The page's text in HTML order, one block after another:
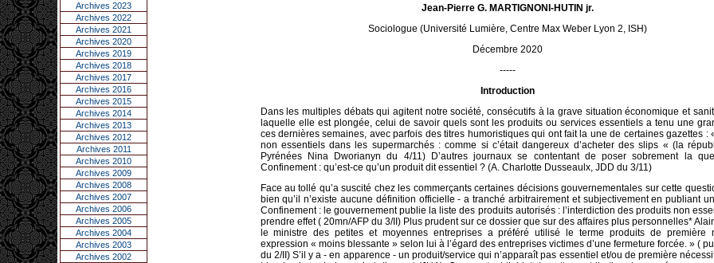
Archives 2023
Archives 2022
Archives 2021
Archives 2020
Archives 2019
Archives 2018
Archives 2017
Archives 2016
Archives 2015
Archives 2014
Archives 2013
Archives 2012
Archives 2011
Archives 2010
Archives 2009
Archives 2008
Archives 2007
Archives 2006
Archives 2005
Archives 2004
Archives 2003
Archives 2002
Jean-Pierre G. MARTIGNONI-HUTIN jr.
Sociologue (Université Lumière, Centre Max Weber Lyon 2, ISH)
Décembre 2020
-----
Introduction
Dans les multiples débats qui agitent notre société, consécutifs à la grave situation économique et
laquelle elle est plongée, celui de savoir quels sont les produits ou services essentiels a tenu une
ces dernières semaines, avec parfois des titres humoristiques qui ont fait la une de certaines gazettes :
non essentiels dans les supermarchés : comme si c’était dangereux d’acheter des slips « (la
Pyrénées Nina Dworianyn du 4/11) D’autres journaux se contentant de poser sobrement la
Confinement : qu’est-ce qu’un produit dit essentiel ? (A. Charlotte Dusseaulx, JDD du 3/11)
Face au tollé qu’a suscité chez les commerçants certaines décisions gouvernementales sur cette
bien qu’il n’existe aucune définition officielle - a tranché arbitrairement et subjectivement en publiant
Confinement : le gouvernement publie la liste des produits autorisés : l’interdiction des produits non
prendre effet ( 20mn/AFP du 3/II) Plus prudent sur ce dossier que sur des affaires plus personnelles*
le ministre des petites et moyennes entreprises a préféré utilisé le terme produits de première
expression « moins blessante » selon lui à l’égard des entreprises victimes d’une fermeture forcée. » (
du 2/II) S’il y a - en apparence - un produit/service qui n’apparaît pas essentiel et/ou de première